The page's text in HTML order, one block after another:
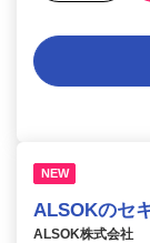
NEW
ALSOKのセ
ALSOK株式会社